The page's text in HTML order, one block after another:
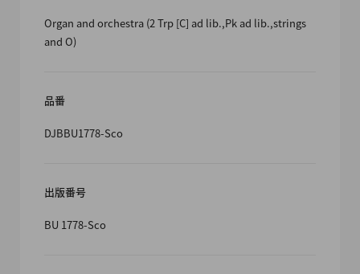
Organ and orchestra (2 Trp [C] ad lib.,Pk ad lib.,strings
and O)
品番
DJBBU1778-Sco
出版番号
BU 1778-Sco